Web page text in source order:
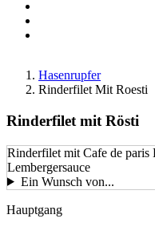
Hasenrupfer
Rinderfilet Mit Roesti
Rinderfilet mit Rösti
Rinderfilet mit Cafe de
Lembergersauce
Ein Wunsch von...
LustkartenGericht-
Hauptgang